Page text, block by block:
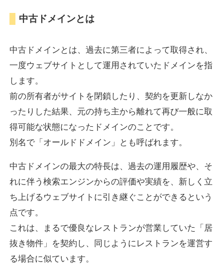
詳細を見る
vrnvroomn.com
ジャンル通販
DA
10,800円 入札 0件
詳細を見る
ジャンルエンターテイメント
37
10,800円
中古ドメインとは
中古ドメインとは、過去に第三者によって取得され、
一度ウェブサイトとして運用されていたドメインを指
します。
前の所有者がサイトを閉鎖したり、契約を更新しなか
ったりした結果、元の持ち主から離れて再び一般に取
得可能な状態になったドメインのことです。
別名で「オールドドメイン」とも呼ばれます。
中古ドメインの最大の特長は、過去の運用履歴や、そ
れに伴う検索エンジンからの評価や実績を、新しく立
ち上げるウェブサイトに引き継ぐことができるという
点です。
これは、まるで優良なレストランが営業していた「居
抜き物件」を契約し、同じようにレストランを運営す
る場合に似ています。